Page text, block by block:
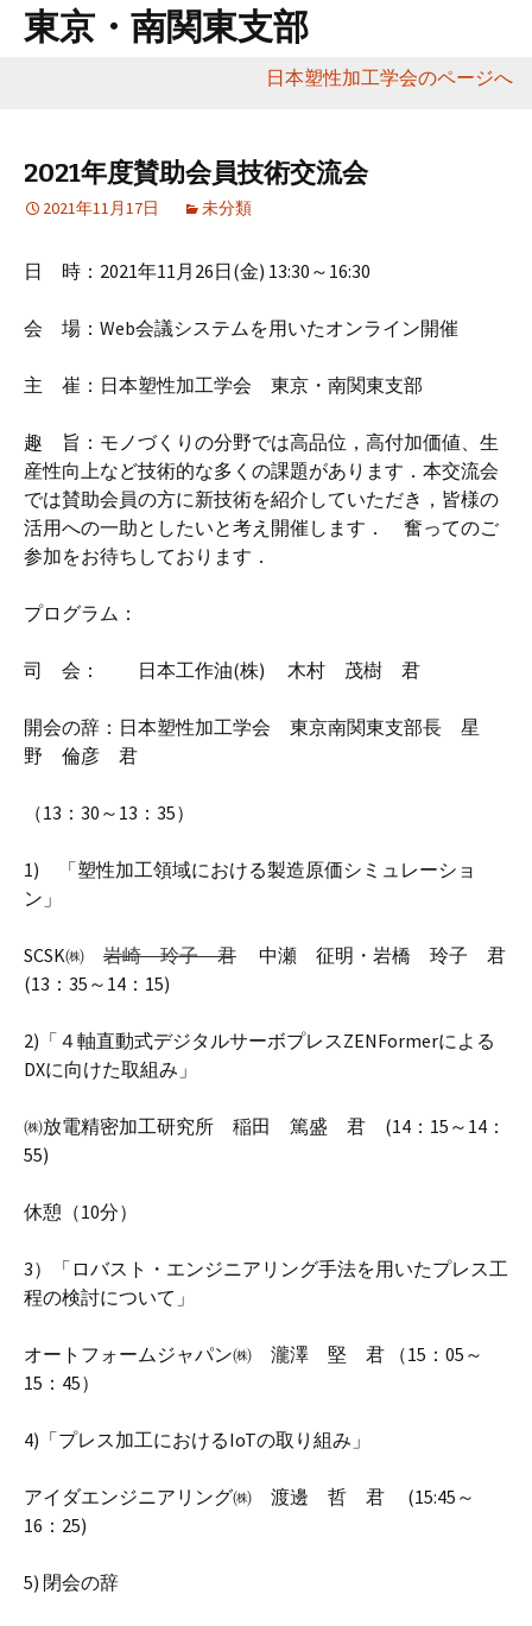
東京・南関東支部
日本塑性加工学会のページへ
2021年度賛助会員技術交流会
2021年11月17日 未分類
日 時：2021年11月26日(金) 13:30～16:30
会 場：Web会議システムを用いたオンライン開催
主 崔：日本塑性加工学会 東京・南関東支部
趣 旨：モノづくりの分野では高品位，高付加価値、生
産性向上など技術的な多くの課題があります．本交流会
では賛助会員の方に新技術を紹介していただき，皆様の
活用への一助としたいと考え開催します． 奮ってのご
参加をお待ちしております．
プログラム：
司 会： 日本工作油(株) 木村 茂樹 君
開会の辞：日本塑性加工学会 東京南関東支部長 星
野 倫彦 君
（13：30～13：35）
1) 「塑性加工領域における製造原価シミュレーショ
ン」
SCSK㈱ 岩崎 玲子 君 中瀬 征明・岩橋 玲子 君
(13：35～14：15)
2)「４軸直動式デジタルサーボプレスZENFormerによる
DXに向けた取組み」
㈱放電精密加工研究所 稲田 篤盛 君 (14：15～14：
55)
休憩（10分）
3）「ロバスト・エンジニアリング手法を用いたプレス工
程の検討について」
オートフォームジャパン㈱ 瀧澤 堅 君 （15：05～
15：45）
4)「プレス加工におけるIoTの取り組み」
アイダエンジニアリング㈱ 渡邊 哲 君 (15:45～
16：25)
5) 閉会の辞